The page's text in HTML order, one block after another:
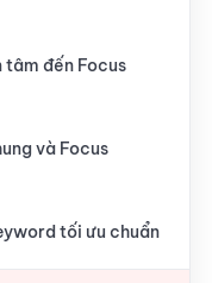
tâm đến Focus
và Focus
tối ưu chuẩn